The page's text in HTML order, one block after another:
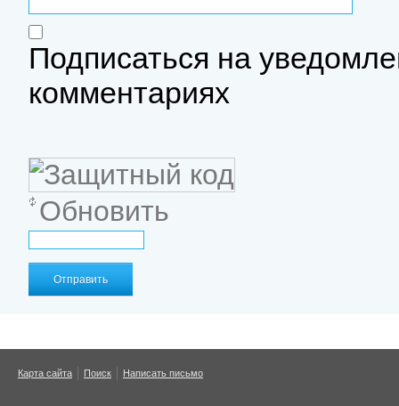
Подписаться на
комментариях
Обновить
Отправить
Карта сайта Поиск Написать письмо